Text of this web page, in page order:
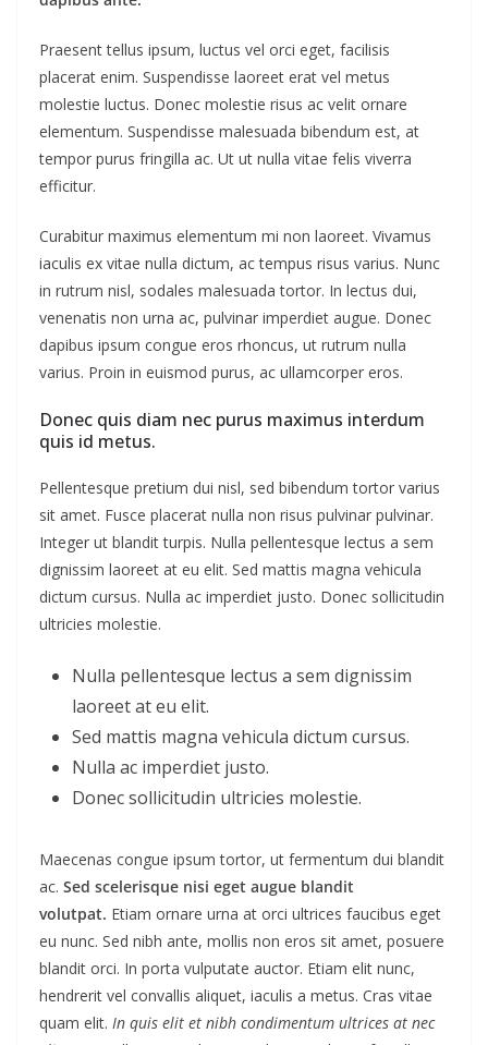
Praesent tellus ipsum, luctus vel orci eget, facilisis
placerat enim. Suspendisse laoreet erat vel metus
molestie luctus. Donec molestie risus ac velit ornare
elementum. Suspendisse malesuada bibendum est, at
tempor purus fringilla ac. Ut ut nulla vitae felis viverra
efficitur.
Curabitur maximus elementum mi non laoreet. Vivamus
iaculis ex vitae nulla dictum, ac tempus risus varius. Nunc
in rutrum nisl, sodales malesuada tortor. In lectus dui,
venenatis non urna ac, pulvinar imperdiet augue. Donec
dapibus ipsum congue eros rhoncus, ut rutrum nulla
varius. Proin in euismod purus, ac ullamcorper eros.
Donec quis diam nec purus maximus interdum
quis id metus.
Pellentesque pretium dui nisl, sed bibendum tortor varius
sit amet. Fusce placerat nulla non risus pulvinar pulvinar.
Integer ut blandit turpis. Nulla pellentesque lectus a sem
dignissim laoreet at eu elit. Sed mattis magna vehicula
dictum cursus. Nulla ac imperdiet justo. Donec sollicitudin
ultricies molestie.
Nulla pellentesque lectus a sem dignissim
laoreet at eu elit.
Sed mattis magna vehicula dictum cursus.
Nulla ac imperdiet justo.
Donec sollicitudin ultricies molestie.
Maecenas congue ipsum tortor, ut fermentum dui blandit
ac. Sed scelerisque nisi eget augue blandit
volutpat. Etiam ornare urna at orci ultrices faucibus eget
eu nunc. Sed nibh ante, mollis non eros sit amet, posuere
blandit orci. In porta vulputate auctor. Etiam elit nunc,
hendrerit vel convallis aliquet, iaculis a metus. Cras vitae
quam elit. In quis elit et nibh condimentum ultrices at nec